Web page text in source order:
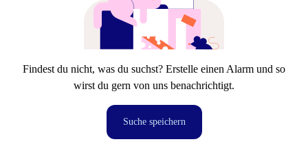
Findest du nicht, was du suchst? Erstelle einen Alarm und so
wirst du gern von uns benachrichtigt.
Suche speichern